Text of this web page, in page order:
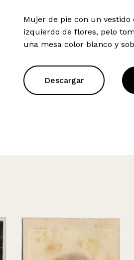
Mujer de pie con un
izquierdo de flores, pelo
una mesa color blanco y
Descargar